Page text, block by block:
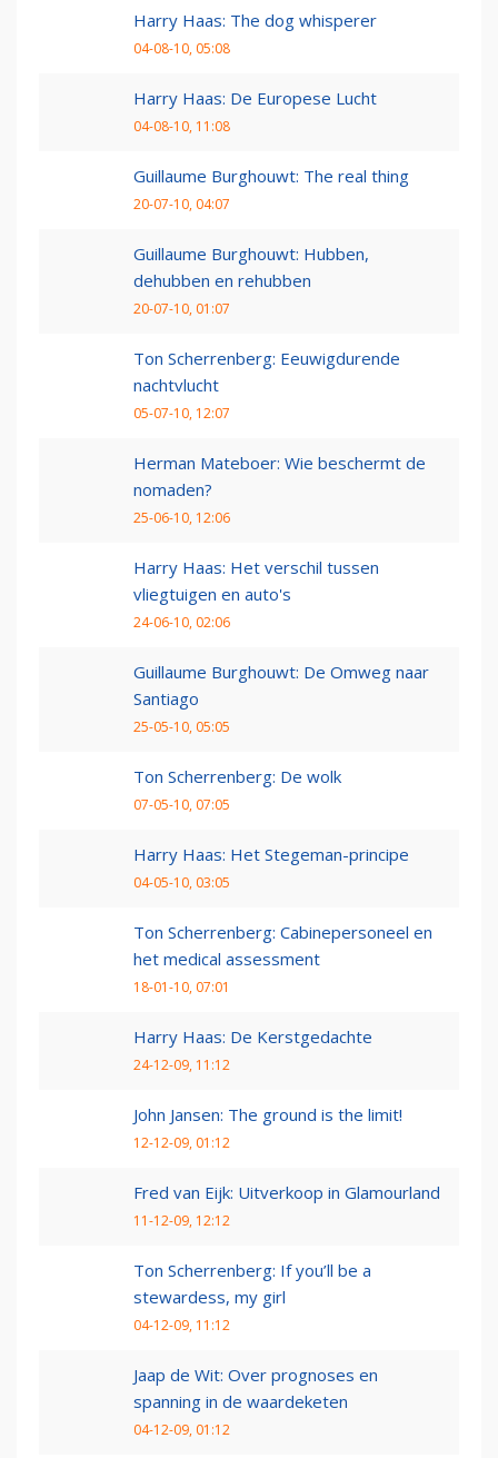
Harry Haas: The dog whisperer
04-08-10, 05:08
Harry Haas: De Europese Lucht
04-08-10, 11:08
Guillaume Burghouwt: The real thing
20-07-10, 04:07
Guillaume Burghouwt: Hubben,
dehubben en rehubben
20-07-10, 01:07
Ton Scherrenberg: Eeuwigdurende
nachtvlucht
05-07-10, 12:07
Herman Mateboer: Wie beschermt de
nomaden?
25-06-10, 12:06
Harry Haas: Het verschil tussen
vliegtuigen en auto's
24-06-10, 02:06
Guillaume Burghouwt: De Omweg naar
Santiago
25-05-10, 05:05
Ton Scherrenberg: De wolk
07-05-10, 07:05
Harry Haas: Het Stegeman-principe
04-05-10, 03:05
Ton Scherrenberg: Cabinepersoneel en
het medical assessment
18-01-10, 07:01
Harry Haas: De Kerstgedachte
24-12-09, 11:12
John Jansen: The ground is the limit!
12-12-09, 01:12
Fred van Eijk: Uitverkoop in Glamourland
11-12-09, 12:12
Ton Scherrenberg: If you’ll be a
stewardess, my girl
04-12-09, 11:12
Jaap de Wit: Over prognoses en
spanning in de waardeketen
04-12-09, 01:12